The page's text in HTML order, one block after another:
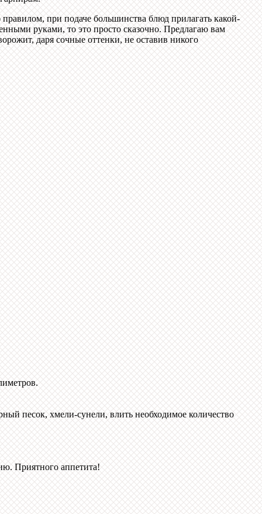
при подаче большинства блюд прилагать какой-
руками, то это просто сказочно. Предлагаю вам
даря сочные оттенки, не оставив никого
песок, хмели-сунели, влить необходимое количество
Приятного аппетита!